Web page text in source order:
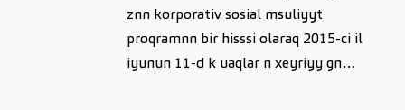
znn korporativ sosial msuliyyt
proqramnn bir hisssi olaraq 2015-ci il
iyunun 11-d k uaqlar n xeyriyy gn…